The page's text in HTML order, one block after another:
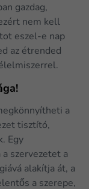
gazdag,
nem kell
eszel-e nap
az étrended
a
tisztító,
Egy
szervezetet a
alakítja át, a
a szerepe,